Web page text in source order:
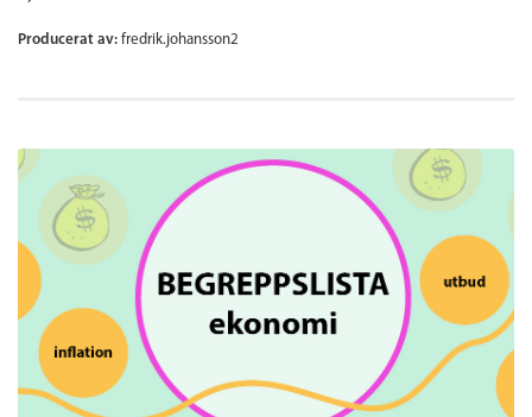
Producerat av: fredrik.johansson2